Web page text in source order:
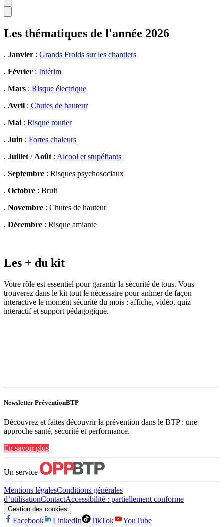
Les thématiques de l'année 2026
. Janvier : Grands Froids sur les chantiers
. Février : Intérim
. Mars : Risque électrique
. Avril : Chutes de hauteur
. Mai : Risque routier
. Juin : Fortes chaleurs
. Juillet / Août : Alcool et stupéfiants
. Septembre : Risques psychosociaux
. Octobre : Bruit
. Novembre : Chutes de hauteur
. Décembre : Risque amiante
Les + du kit
Votre rôle est essentiel pour garantir la sécurité de tous. Vous
trouverez dans le kit tout le nécessaire pour animer de façon
interactive le moment sécurité du mois : affiche, vidéo, quiz
interactif et support pédagogique.
Newsletter PréventionBTP
Découvrez et faites découvrir la prévention dans le BTP : une
approche santé, sécurité et performance.
En savoir plus
Un service
Mentions légalesConditions générales
d’utilisationContactAccessibilité : partiellement conforme
Gestion des cookies
Facebook LinkedIn TikTok
YouTube